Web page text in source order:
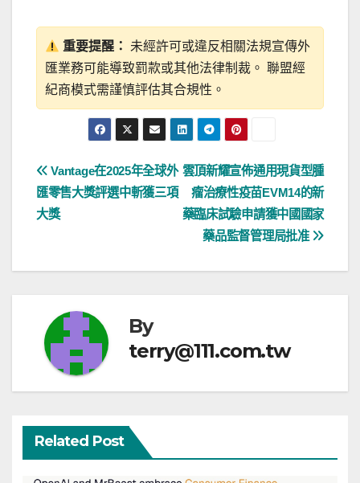
重要提醒：
未經許可或違反相關法規宣傳外
匯業務可能導致罰款或其他法律制裁。 聯盟經
紀商模式需謹慎評估其合規性。
文
章
覽
雲頂新耀宣佈通用現貨型腫
瘤治療性疫苗EVM14的新
藥臨床試驗申請獲中國國家
藥品監督管理局批准
Vantage在2025年全球外
匯零售大獎評選中斬獲三項
大獎
By
terry@111.com.tw
Related Post